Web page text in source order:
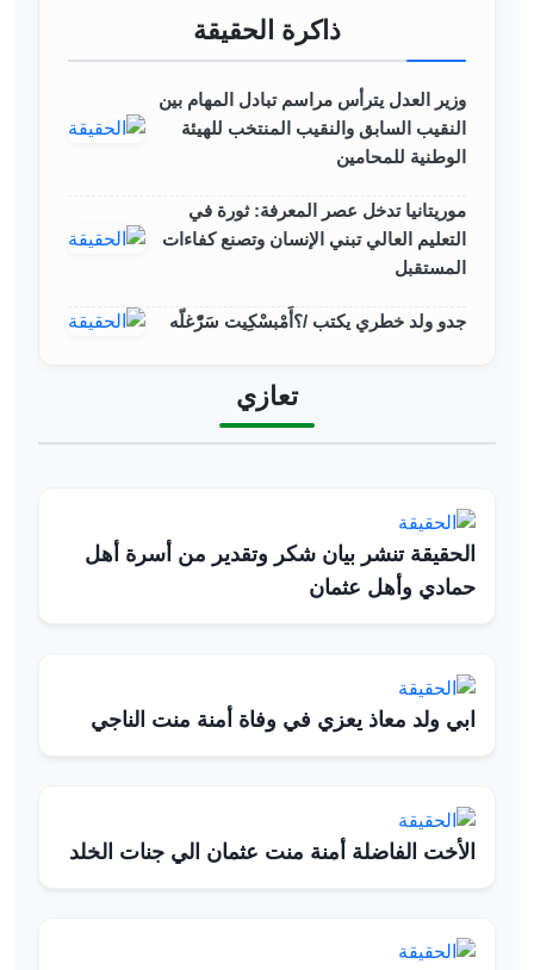
ذاكرة الحقيقة
وزير العدل يترأس مراسم تبادل المهام بين
النقيب السابق والنقيب المنتخب للهيئة
الوطنية للمحامين
موريتانيا تدخل عصر المعرفة: ثورة في
التعليم العالي تبني الإنسان وتصنع كفاءات
المستقبل
جدو ولد خطري يكتب /؟أَمْبسْكِيت سَرّْغلّه
تعازي
الحقيقة تنشر بيان شكر وتقدير من أسرة أهل
حمادي وأهل عثمان
ابي ولد معاذ يعزي في وفاة أمنة منت الناجي
الأخت الفاضلة أمنة منت عثمان الي جنات الخلد